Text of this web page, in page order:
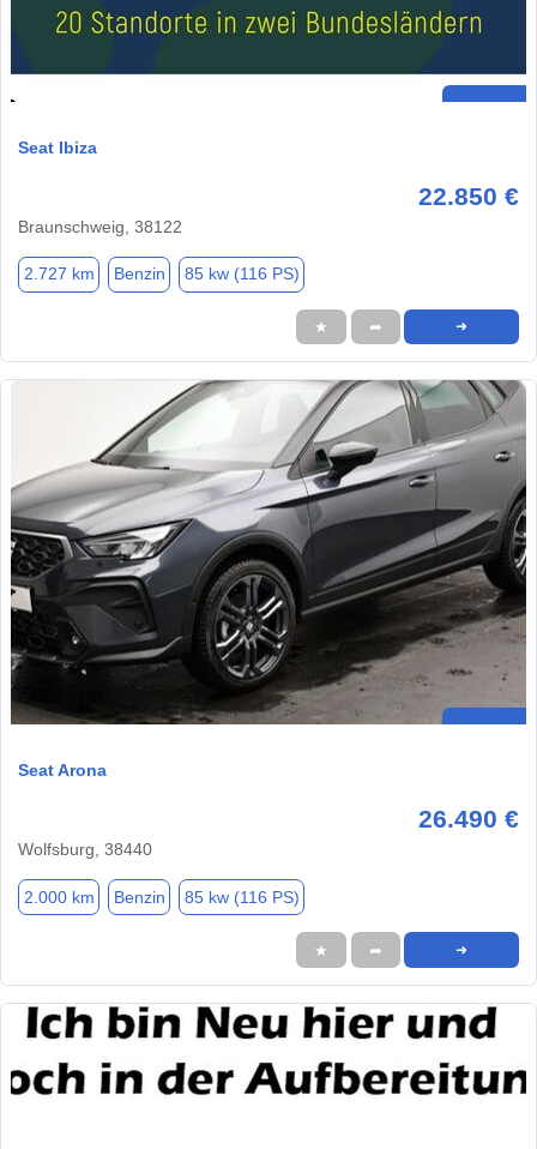
Seat Ibiza
22.850 €
Braunschweig, 38122
2.727 km Benzin 85 kw (116 PS)
★ ➦ ➜
Seat Arona
26.490 €
Wolfsburg, 38440
2.000 km Benzin 85 kw (116 PS)
★ ➦ ➜